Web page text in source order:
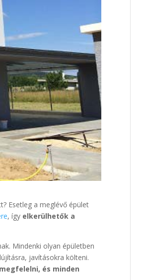
Esetleg a meglévő épület
, így elkerülhetők a
Mindenki olyan épületben
javításokra költeni.
és minden